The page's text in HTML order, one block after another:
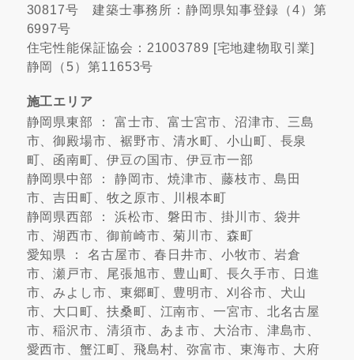
30817号 建築士事務所：静岡県知事登録（4）第
6997号
住宅性能保証協会：21003789 [宅地建物取引業]
静岡（5）第11653号
施工エリア
静岡県東部 ： 富士市、富士宮市、沼津市、三島
市、御殿場市、裾野市、清水町、小山町、長泉
町、函南町、伊豆の国市、伊豆市一部
静岡県中部 ： 静岡市、焼津市、藤枝市、島田
市、吉田町、牧之原市、川根本町
静岡県西部 ： 浜松市、磐田市、掛川市、袋井
市、湖西市、御前崎市、菊川市、森町
愛知県 ： 名古屋市、春日井市、小牧市、岩倉
市、瀬戸市、尾張旭市、豊山町、長久手市、日進
市、みよし市、東郷町、豊明市、刈谷市、犬山
市、大口町、扶桑町、江南市、一宮市、北名古屋
市、稲沢市、清須市、あま市、大治市、津島市、
愛西市、蟹江町、飛島村、弥富市、東海市、大府